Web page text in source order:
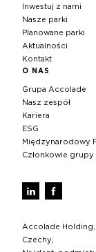
Inwestuj z nami
Nasze parki
Planowane parki
Aktualności
Kontakt
O NAS
Grupa Accolade
Nasz zespół
Kariera
ESG
Międzynarodowy
Członkowie grupy
Accolade Holding,
Czechy,